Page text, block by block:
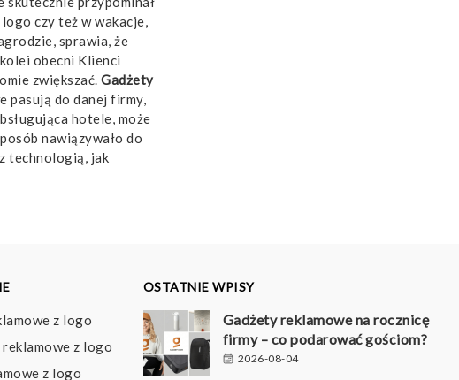
czy też w wakacje,
sprawia, że
obecni Klienci
zwiększać. Gadżety
pasują do danej firmy,
hotele, może
nawiązywało do
technologią, jak
z logo
z logo
z logo
OSTATNIE WPISY
Gadżety reklamowe na rocznicę
firmy – co podarować gościom?
2026-08-04